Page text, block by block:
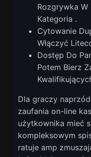
Rozgrywka W
Kategoria .
Cytowanie
Włączyć
Dostęp Do
Potem Bierz
Dla graczy
zaufania on-line
użytkownika mieć
kompleksowym
ratuje amp